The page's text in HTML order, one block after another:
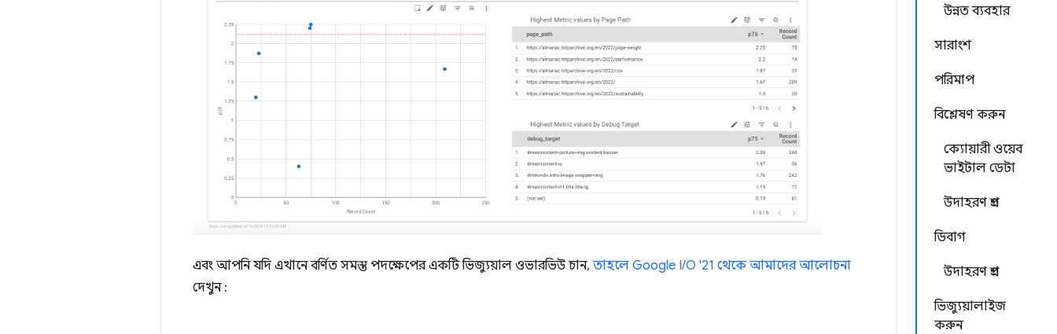
উন্নত ব্যবহার
সারাংশ
পরিমাপ
বিশ্লেষণ করুন
ক্যোয়ারী ওয়েব
ভাইটাল ডেটা
উদাহরণ প্রশ্ন
ডিবাগ
উদাহরণ প্রশ্ন
ভিজ্যুয়ালাইজ
করুন
এবং আপনি যদি এখানে বর্ণিত সমস্ত পদক্ষেপের একটি ভিজ্যুয়াল ওভারভিউ চান, তাহলে Google I/O '21 থেকে আমাদের আলোচনা
দেখুন :